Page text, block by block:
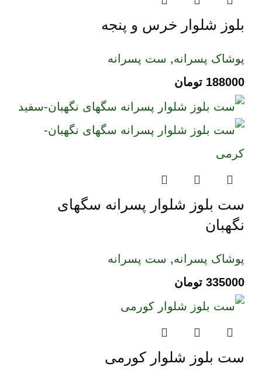
بلوز شلوار خرس و پنجه
پوشاک پسرانه, ست پسرانه
188000 تومان
ست بلوز شلوار پسرانه سگهای
نگهبان
پوشاک پسرانه, ست پسرانه
335000 تومان
ست بلوز شلوار کورمی